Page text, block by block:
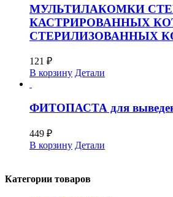
МУЛЬТИЛАКОМКИ
КАСТРИРОВАННЫХ
СТЕРИЛИЗОВАННЫХ
121 ₽
В корзину Детали
ФИТОПАСТА для
449 ₽
В корзину Детали
Категории товаров